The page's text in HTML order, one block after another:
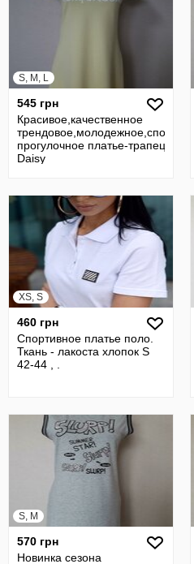
S, M, L
545 грн
Красивое,качественное
прогулочное платье-трапеция
Daisy
XS, S
460 грн
Спортивное платье поло.
Ткань - лакоста хлопок S
42-44 , .
S, M
570 грн
Новинка сезона